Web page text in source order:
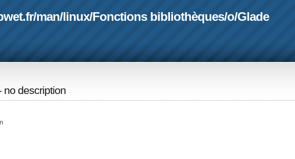
/man/linux/Fonctions bibliothèques/o/Glade
no description